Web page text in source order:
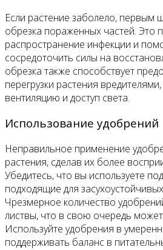
Если растение заболело, первым
обрезка пораженных частей. Это
распространение инфекции и
сосредоточить силы на
обрезка также способствует
перегрузки растения
вентиляцию и доступ света.
Использование удобрений
Неправильное применение
растения, сделав их более
Убедитесь, что вы используете
подходящие для
Чрезмерное количество
листвы, что в свою очередь
Используйте удобрения в
поддерживать баланс в